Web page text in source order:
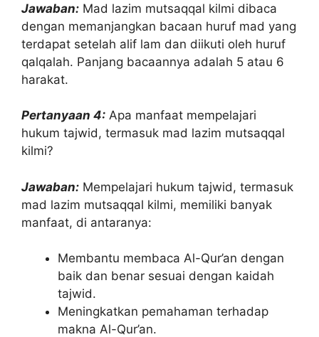
Jawaban: Mad lazim mutsaqqal kilmi dibaca
dengan memanjangkan bacaan huruf mad yang
terdapat setelah alif lam dan diikuti oleh huruf
qalqalah. Panjang bacaannya adalah 5 atau 6
harakat.
Pertanyaan 4: Apa manfaat mempelajari
hukum tajwid, termasuk mad lazim mutsaqqal
kilmi?
Jawaban: Mempelajari hukum tajwid, termasuk
mad lazim mutsaqqal kilmi, memiliki banyak
manfaat, di antaranya:
Membantu membaca Al-Qur’an dengan
baik dan benar sesuai dengan kaidah
tajwid.
Meningkatkan pemahaman terhadap
makna Al-Qur’an.